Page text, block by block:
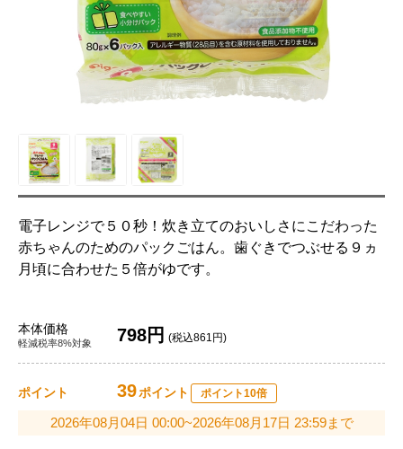
電子レンジで５０秒！炊き立てのおいしさにこだわった
赤ちゃんのためのパックごはん。歯ぐきでつぶせる９ヵ
月頃に合わせた５倍がゆです。
本体価格
軽減税率8%対象 798円 (税込861円)
ポイント 39ポイント ポイント10倍
2026年08月04日 00:00~2026年08月17日 23:59まで